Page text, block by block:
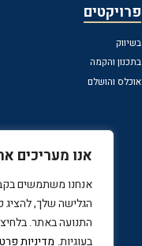
אנו מעריכים
הגלישה שלך, להציג
התנועה באתר.
בעוגיות. מדיניות
פרויקטים
בשיווק
בתכנון והקמה
אוכלס והושלם